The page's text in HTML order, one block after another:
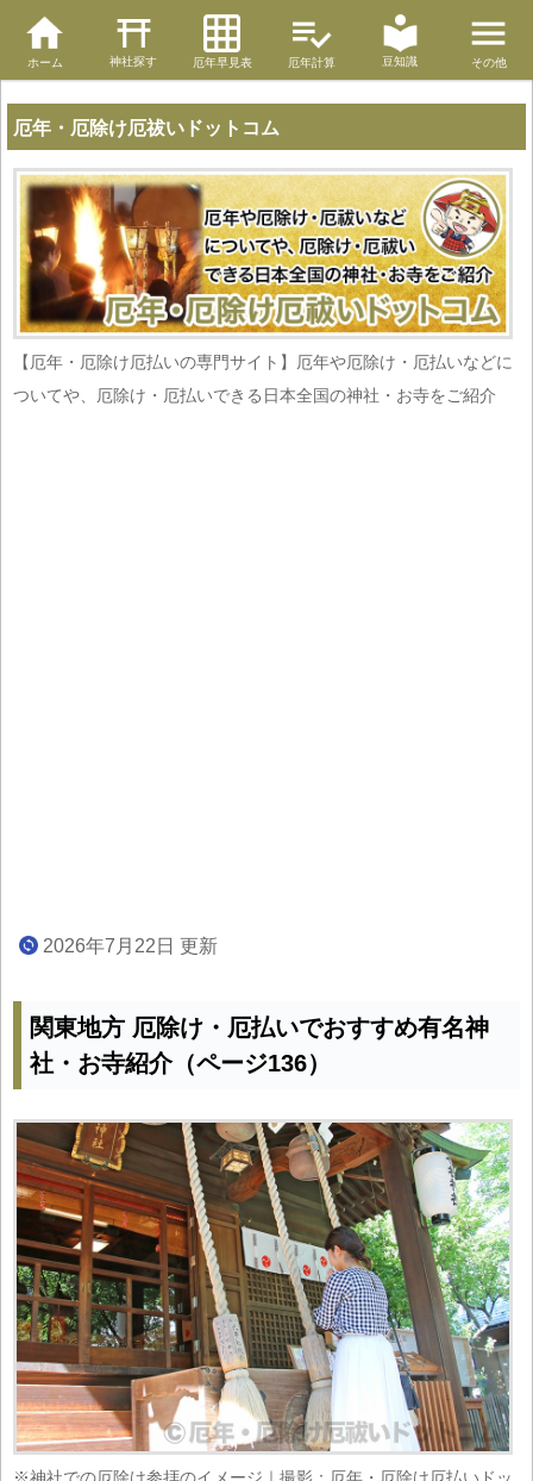
ホーム 神社探す 厄年早見表 厄年計算 豆知識 その他
厄年・厄除け厄祓いドットコム
【厄年・厄除け厄払いの専門サイト】厄年や厄除け・厄払いなどに
ついてや、厄除け・厄払いできる日本全国の神社・お寺をご紹介
2026年7月22日 更新
関東地方 厄除け・厄払いでおすすめ有名神
社・お寺紹介（ページ136）